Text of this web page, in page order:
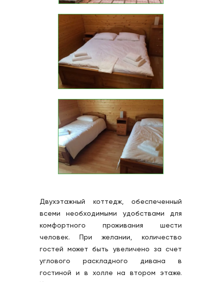
Двухэтажный коттедж, обеспеченный
всеми необходимыми удобствами для
комфортного проживания шести
человек. При желании, количество
гостей может быть увеличено за счет
углового раскладного дивана в
гостиной и в холле на втором этаже.